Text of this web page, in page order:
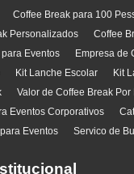
Coffee Break para 100
Personalizados Coffee
Eventos Empresa de
Kit Lanche Escolar Kit
Valor de Coffee Break Por
Eventos Corporativos
Eventos Servico de